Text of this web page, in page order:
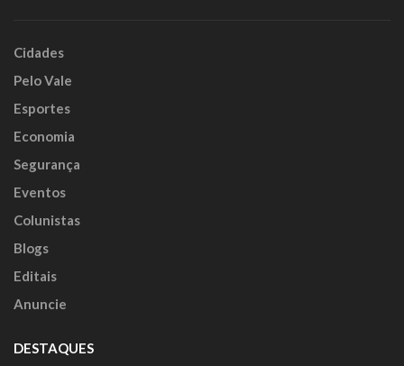
Cidades
Pelo Vale
Esportes
Economia
Segurança
Eventos
Colunistas
Blogs
Editais
Anuncie
DESTAQUES